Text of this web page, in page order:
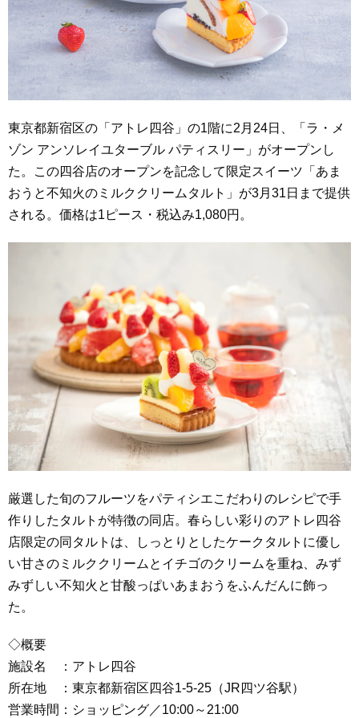
東京都新宿区の「アトレ四谷」の1階に2月24日、「ラ・メ
ゾン アンソレイユターブル パティスリー」がオープンし
た。この四谷店のオープンを記念して限定スイーツ「あま
おうと不知火のミルククリームタルト」が3月31日まで提供
される。価格は1ピース・税込み1,080円。
厳選した旬のフルーツをパティシエこだわりのレシピで手
作りしたタルトが特徴の同店。春らしい彩りのアトレ四谷
店限定の同タルトは、しっとりとしたケークタルトに優し
い甘さのミルククリームとイチゴのクリームを重ね、みず
みずしい不知火と甘酸っぱいあまおうをふんだんに飾っ
た。
◇概要
施設名 ：アトレ四谷
所在地 ：東京都新宿区四谷1-5-25（JR四ツ谷駅）
営業時間：ショッピング／10:00～21:00